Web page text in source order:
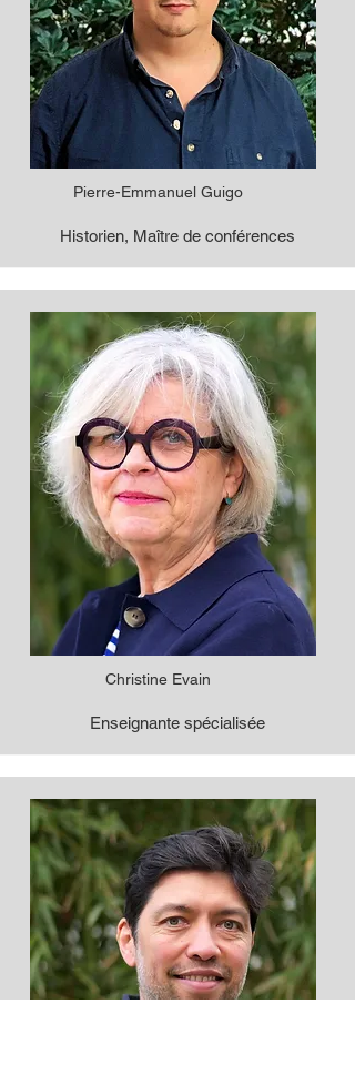
Pierre-Emmanuel Guigo
Historien, Maître de conférences
Christine Evain
Enseignante spécialisée